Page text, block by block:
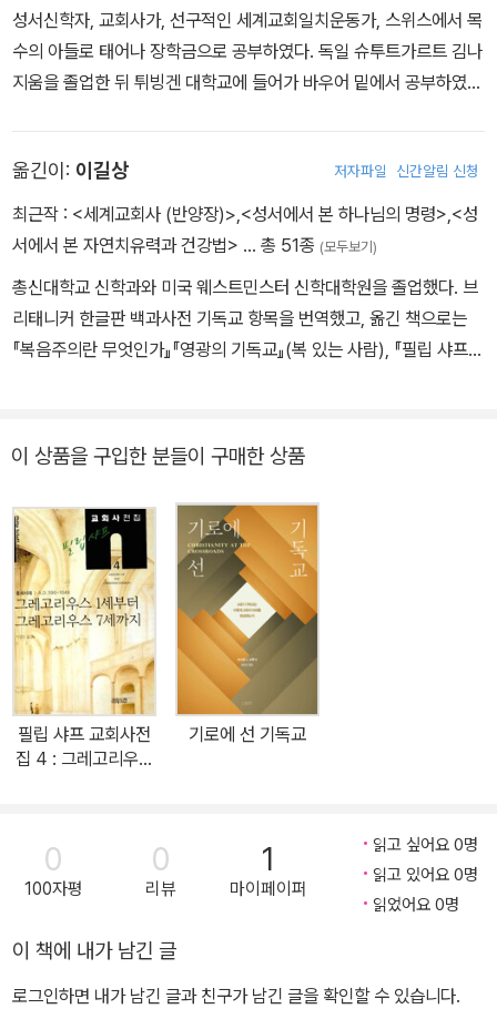
성서신학자, 교회사가, 선구적인 세계교회일치운동가, 스위스에서 목
수의 아들로 태어나 장학금으로 공부하였다. 독일 슈투트가르트 김나
지움을 졸업한 뒤 튀빙겐 대학교에 들어가 바우어 밑에서 공부하였
즈버그에 있는 독일 개혁교회 신학교의 교회사 및 성서학 교수로 초
빙을 받았다. 그는 취임 강의를 엮어 만든 [프로테스탄트 신앙의 원
칙](1844)에서 기독교 교회사를 프로테스탄트 신앙과 로마 가톨릭
인 발전 과정으로 보았다. 이 강의로 이단이라는 비판을 받았으나, 훗
날 그러한 비판에서 풀려났다. 그 신학교에 있으면서 네빈과 함께 머
서즈버그 신학을 형성하였다. 1870년부터 죽을 때까지 뉴욕 유니온
사협회를 설립하였고, 이 협회의 초대 회장을 지냈다.
옮긴이: 이길상 저자파일 신간알림 신청
최근작 : <세계교회사 (반양장)>,<성서에서 본 하나님의 명령>,<성
서에서 본 자연치유력과 건강법> … 총 51종 (모두보기)
총신대학교 신학과와 미국 웨스트민스터 신학대학원을 졸업했다. 브
리태니커 한글판 백과사전 기독교 항목을 번역했고, 옮긴 책으로는
『복음주의란 무엇인가』『영광의 기독교』(복 있는 사람), 『필립 샤프
이 상품을 구입한 분들이 구매한 상품
필립 샤프 교회사전
집 4 : 그레고리우스
기로에 선 기독교
0
100자평
0
리뷰
1
마이페이퍼
읽고 싶어요 0명
읽고 있어요 0명
읽었어요 0명
이 책에 내가 남긴 글
로그인하면 내가 남긴 글과 친구가 남긴 글을 확인할 수 있습니다.